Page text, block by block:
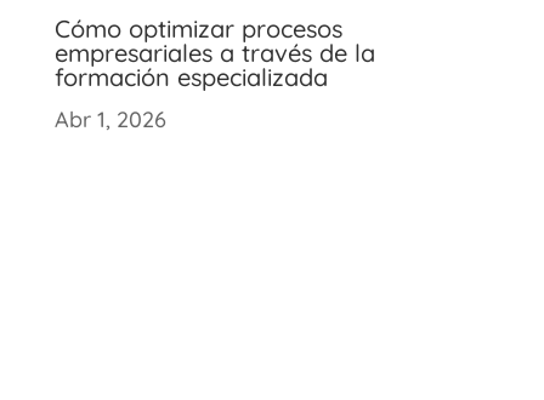
Cómo optimizar procesos
empresariales a través de la
formación especializada
Abr 1, 2026